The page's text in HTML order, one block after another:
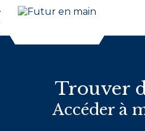
Aller
au
contenu
Aller
à
la
recherche
Trouver
Accéder à
Cookies et traceurs utilisés sur